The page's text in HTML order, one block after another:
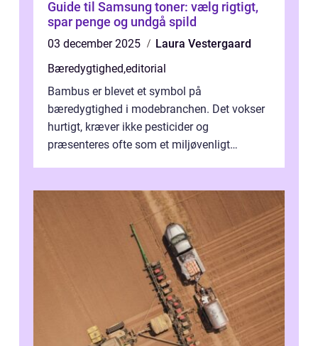
Guide til Samsung toner: vælg rigtigt,
spar penge og undgå spild
03 december 2025
Laura Vestergaard
Bæredygtighed,editorial
Bambus er blevet et symbol på
bæredygtighed i modebranchen. Det vokser
hurtigt, kræver ikke pesticider og
præsenteres ofte som et miljøvenligt